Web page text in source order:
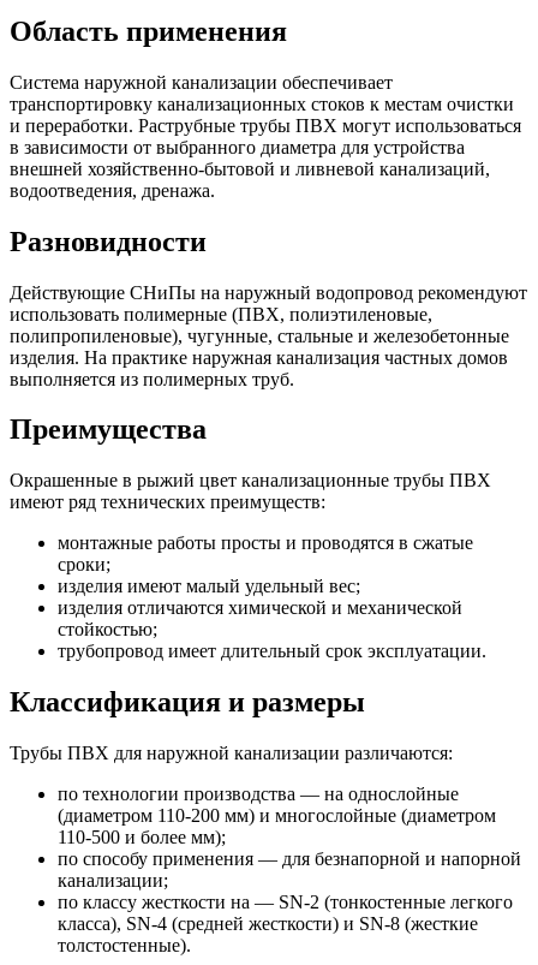
Область применения
Система наружной канализации обеспечивает
транспортировку канализационных стоков к местам очистки
и переработки. Раструбные трубы ПВХ могут использоваться
в зависимости от выбранного диаметра для устройства
внешней хозяйственно-бытовой и ливневой канализаций,
водоотведения, дренажа.
Разновидности
Действующие СНиПы на наружный водопровод рекомендуют
использовать полимерные (ПВХ, полиэтиленовые,
полипропиленовые), чугунные, стальные и железобетонные
изделия. На практике наружная канализация частных домов
выполняется из полимерных труб.
Преимущества
Окрашенные в рыжий цвет канализационные трубы ПВХ
имеют ряд технических преимуществ:
монтажные работы просты и проводятся в сжатые
сроки;
изделия имеют малый удельный вес;
изделия отличаются химической и механической
стойкостью;
трубопровод имеет длительный срок эксплуатации.
Классификация и размеры
Трубы ПВХ для наружной канализации различаются:
по технологии производства — на однослойные
(диаметром 110-200 мм) и многослойные (диаметром
110-500 и более мм);
по способу применения — для безнапорной и напорной
канализации;
по классу жесткости на — SN-2 (тонкостенные легкого
класса), SN-4 (средней жесткости) и SN-8 (жесткие
толстостенные).